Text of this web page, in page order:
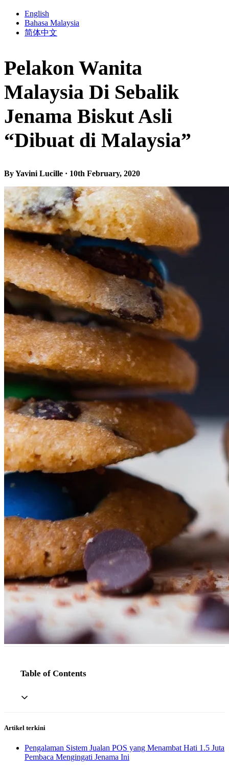
English
Bahasa Malaysia
简体中文
Pelakon Wanita
Malaysia Di Sebalik
Jenama Biskut Asli
“Dibuat di Malaysia”
By Yavini Lucille · 10th February, 2020
Table of Contents
Artikel terkini
Pengalaman Sistem Jualan POS yang Menambat Hati 1.5 Juta
Pembaca Mengingati Jenama Ini